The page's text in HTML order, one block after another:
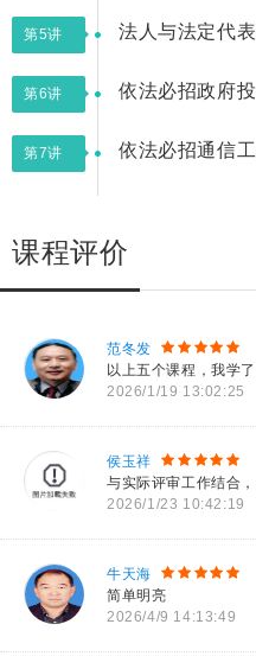
第5讲 法人与法定代
第6讲 依法必招政府
第7讲 依法必招通信
课程评价
范冬发
以上五个课程，我学
2026/1/19 13:02:25
侯玉祥
与实际评审工作结合
2026/1/23 10:42:19
牛天海
简单明亮
2026/4/9 14:13:49